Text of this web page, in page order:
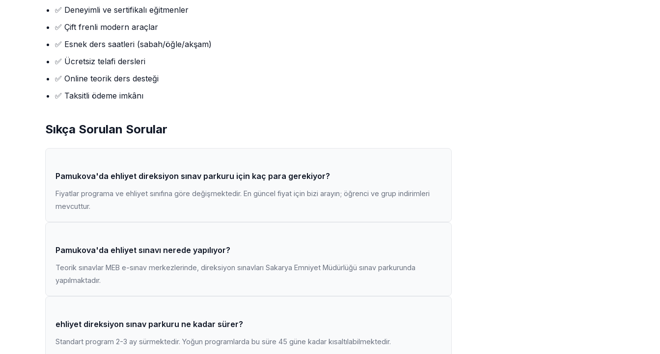
✅ Deneyimli ve sertifikalı eğitmenler
✅ Çift frenli modern araçlar
✅ Esnek ders saatleri (sabah/öğle/akşam)
✅ Ücretsiz telafi dersleri
✅ Online teorik ders desteği
✅ Taksitli ödeme imkânı
Sıkça Sorulan Sorular
Pamukova'da ehliyet direksiyon sınav parkuru için kaç para gerekiyor?
Fiyatlar programa ve ehliyet sınıfına göre değişmektedir. En güncel fiyat için bizi arayın; öğrenci ve grup indirimleri
mevcuttur.
Pamukova'da ehliyet sınavı nerede yapılıyor?
Teorik sınavlar MEB e-sınav merkezlerinde, direksiyon sınavları Sakarya Emniyet Müdürlüğü sınav parkurunda
yapılmaktadır.
ehliyet direksiyon sınav parkuru ne kadar sürer?
Standart program 2-3 ay sürmektedir. Yoğun programlarda bu süre 45 güne kadar kısaltılabilmektedir.